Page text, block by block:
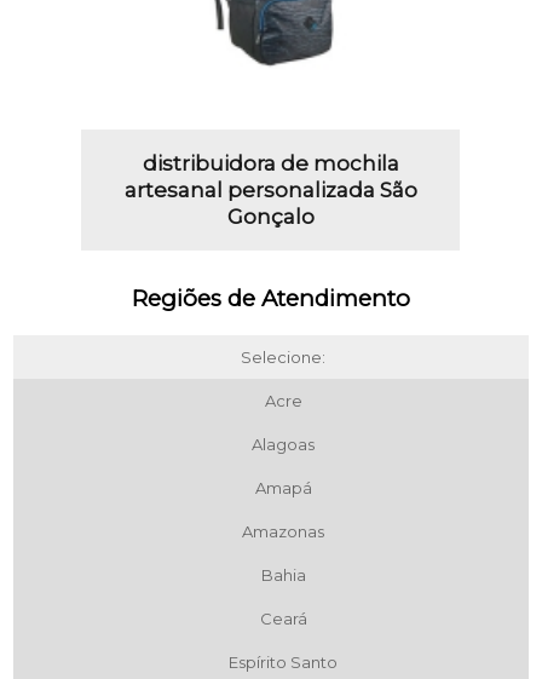
distribuidora de mochila
artesanal personalizada São
Gonçalo
Regiões de Atendimento
Selecione:
Acre
Alagoas
Amapá
Amazonas
Bahia
Ceará
Espírito Santo